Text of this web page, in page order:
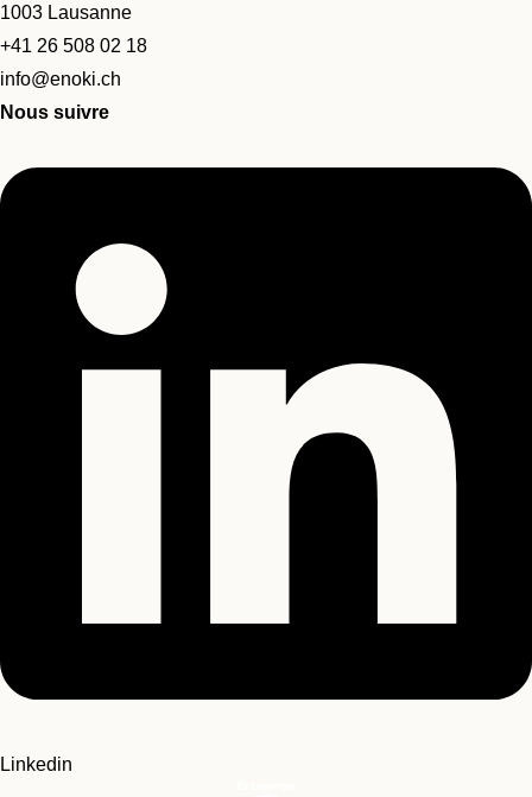
1003 Lausanne
+41 26 508 02 18
info@enoki.ch
Nous suivre
Linkedin